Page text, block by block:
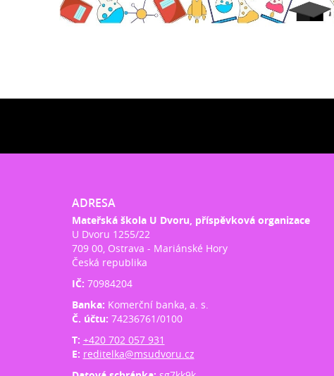
ADRESA
Mateřská škola U Dvoru, příspěvková organizace
U Dvoru 1255/22
709 00, Ostrava - Mariánské Hory
Česká republika
IČ: 70984204
Banka: Komerční banka, a. s.
Č. účtu: 74236761/0100
T: +420 702 057 931
E: reditelka@msudvoru.cz